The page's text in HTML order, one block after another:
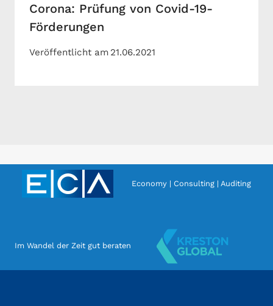
Corona: Prüfung von Covid-19-
Förderungen
Veröffentlicht am 21.06.2021
Economy | Consulting | Auditing
Im Wandel der Zeit gut beraten